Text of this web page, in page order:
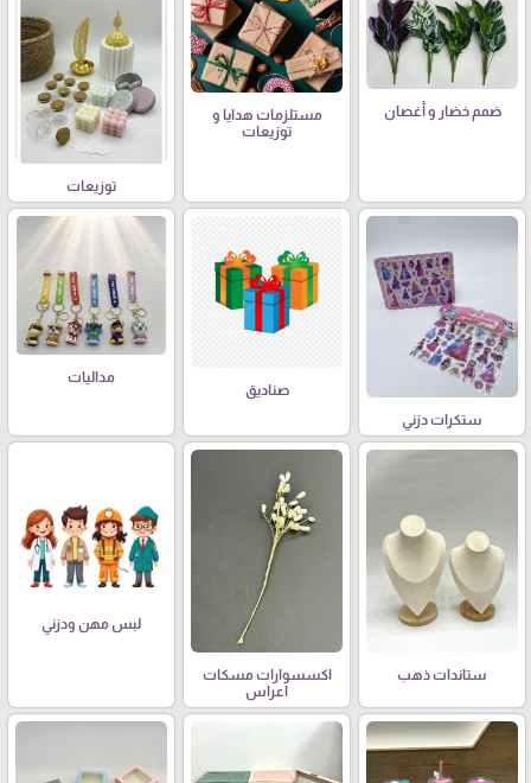
ضمم خضار و أغصان
مستلزمات هدايا و
توزيعات
توزيعات
ستكرات دزني
صناديق
مداليات
ستاندات ذهب
اكسسوارات مسكات
اعراس
لبس مهن ودزني